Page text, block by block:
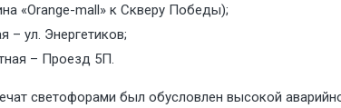
«Orange-mall» к Скверу Победы);
– ул. Энергетиков;
– Проезд 5П.
светофорами был обусловлен высокой